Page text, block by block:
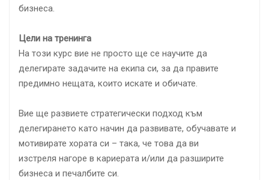
бизнеса.
Цели на тренинга
На този курс вие не просто ще се научите да
делегирате задачите на екипа си, за да правите
предимно нещата, които искате и обичате.
Вие ще развиете стратегически подход към
делегирането като начин да развивате, обучавате и
мотивирате хората си – така, че това да ви
изстреля нагоре в кариерата и/или да разширите
бизнеса и печалбите си.